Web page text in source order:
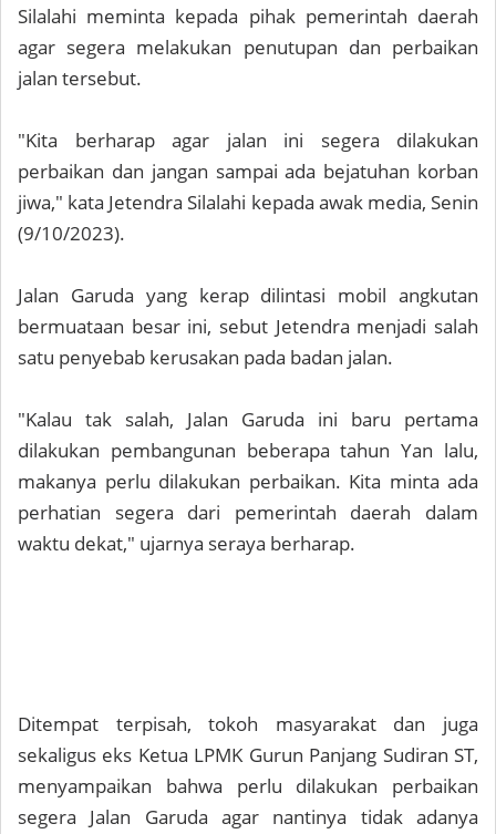
Silalahi meminta kepada pihak pemerintah daerah
agar segera melakukan penutupan dan perbaikan
jalan tersebut.
"Kita berharap agar jalan ini segera dilakukan
perbaikan dan jangan sampai ada bejatuhan korban
jiwa," kata Jetendra Silalahi kepada awak media, Senin
(9/10/2023).
Jalan Garuda yang kerap dilintasi mobil angkutan
bermuataan besar ini, sebut Jetendra menjadi salah
satu penyebab kerusakan pada badan jalan.
"Kalau tak salah, Jalan Garuda ini baru pertama
dilakukan pembangunan beberapa tahun Yan lalu,
makanya perlu dilakukan perbaikan. Kita minta ada
perhatian segera dari pemerintah daerah dalam
waktu dekat," ujarnya seraya berharap.
Ditempat terpisah, tokoh masyarakat dan juga
sekaligus eks Ketua LPMK Gurun Panjang Sudiran ST,
menyampaikan bahwa perlu dilakukan perbaikan
segera Jalan Garuda agar nantinya tidak adanya